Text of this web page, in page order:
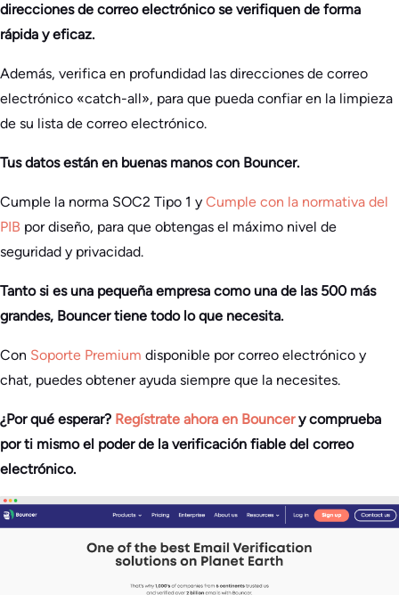
direcciones de correo electrónico se verifiquen de forma
rápida y eficaz.
Además, verifica en profundidad las direcciones de correo
electrónico «catch-all», para que pueda confiar en la limpieza
de su lista de correo electrónico.
Tus datos están en buenas manos con Bouncer.
Cumple la norma SOC2 Tipo 1 y Cumple con la normativa del
PIB por diseño, para que obtengas el máximo nivel de
seguridad y privacidad.
Tanto si es una pequeña empresa como una de las 500 más
grandes, Bouncer tiene todo lo que necesita.
Con Soporte Premium disponible por correo electrónico y
chat, puedes obtener ayuda siempre que la necesites.
¿Por qué esperar? Regístrate ahora en Bouncery comprueba
por ti mismo el poder de la verificación fiable del correo
electrónico.